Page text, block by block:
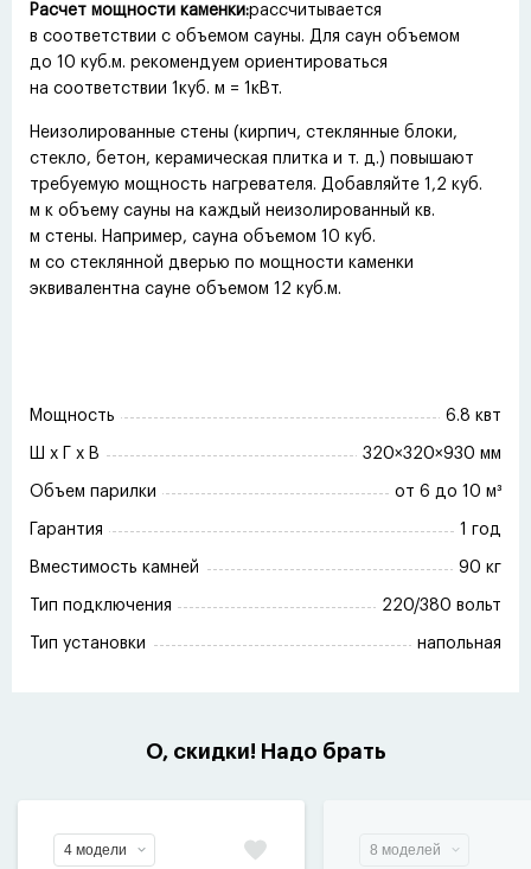
Расчет мощности каменки:рассчитывается
в соответствии с объемом сауны. Для саун объемом
до 10 куб.м. рекомендуем ориентироваться
на соответствии 1куб. м = 1кВт.
Неизолированные стены (кирпич, стеклянные блоки,
стекло, бетон, керамическая плитка и т. д.) повышают
требуемую мощность нагревателя. Добавляйте 1,2 куб.
м к объему сауны на каждый неизолированный кв.
м стены. Например, сауна объемом 10 куб.
м со стеклянной дверью по мощности каменки
эквивалентна сауне объемом 12 куб.м.
Мощность 6.8 квт
Ш x Г x В 320×320×930 мм
Объем парилки от 6 до 10 м³
Гарантия 1 год
Вместимость камней 90 кг
Тип подключения 220/380 вольт
Тип установки напольная
О, скидки! Надо брать
4 модели 8 моделей